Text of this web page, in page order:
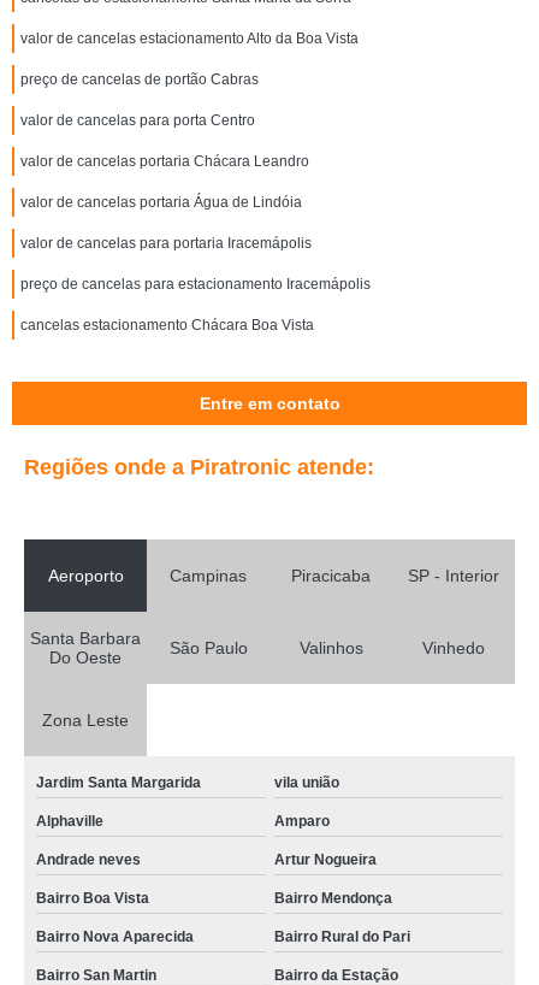
valor de cancelas estacionamento Alto da Boa Vista
preço de cancelas de portão Cabras
valor de cancelas para porta Centro
valor de cancelas portaria Chácara Leandro
valor de cancelas portaria Água de Lindóia
valor de cancelas para portaria Iracemápolis
preço de cancelas para estacionamento Iracemápolis
cancelas estacionamento Chácara Boa Vista
Entre em contato
Regiões onde a Piratronic atende:
Aeroporto Campinas Piracicaba SP - Interior
Santa Barbara
Do Oeste
São Paulo Valinhos Vinhedo
Zona Leste
Jardim Santa Margarida vila união
Alphaville Amparo
Andrade neves Artur Nogueira
Bairro Boa Vista Bairro Mendonça
Bairro Nova Aparecida Bairro Rural do Pari
Bairro San Martin Bairro da Estação